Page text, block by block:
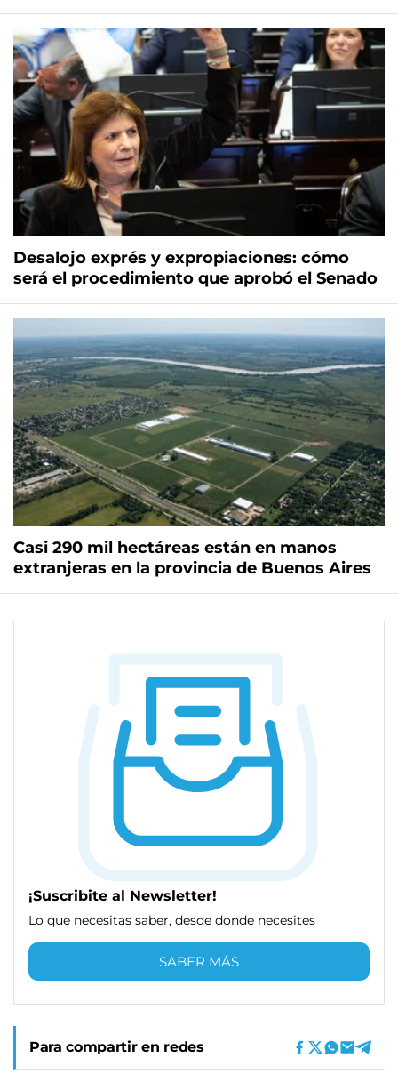
Desalojo exprés y expropiaciones: cómo
será el procedimiento que aprobó el Senado
Casi 290 mil hectáreas están en manos
extranjeras en la provincia de Buenos Aires
¡Suscribite al Newsletter!
Lo que necesitas saber, desde donde necesites
SABER MÁS
Para compartir en redes